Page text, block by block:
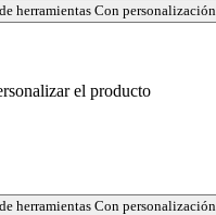
herramientas Con personalización
el producto
herramientas Con personalización